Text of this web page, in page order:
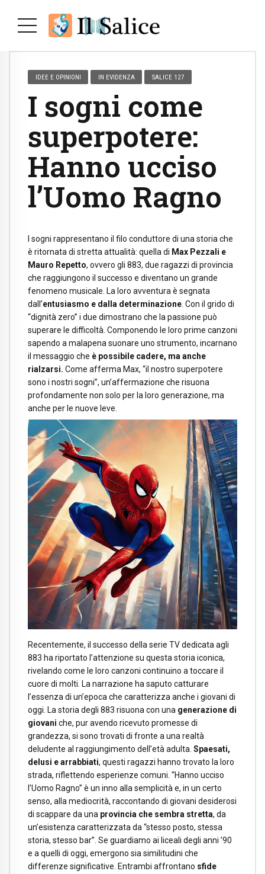
IDEE E OPINIONI IN EVIDENZA SALICE 127
I sogni come
superpotere:
Hanno ucciso
l’Uomo Ragno
I sogni rappresentano il filo conduttore di una storia che
è ritornata di stretta attualità: quella di Max Pezzali e
Mauro Repetto, ovvero gli 883, due ragazzi di provincia
che raggiungono il successo e diventano un grande
fenomeno musicale. La loro avventura è segnata
dall’entusiasmo e dalla determinazione . Con il grido di
“dignità zero” i due dimostrano che la passione può
superare le difficoltà. Componendo le loro prime canzoni
sapendo a malapena suonare uno strumento, incarnano
il messaggio che è possibile cadere, ma anche
rialzarsi. Come afferma Max, “il nostro superpotere
sono i nostri sogni”, un’affermazione che risuona
profondamente non solo per la loro generazione, ma
anche per le nuove leve.
Recentemente, il successo della serie TV dedicata agli
883 ha riportato l’attenzione su questa storia iconica,
rivelando come le loro canzoni continuino a toccare il
cuore di molti. La narrazione ha saputo catturare
l’essenza di un’epoca che caratterizza anche i giovani di
oggi. La storia degli 883 risuona con una generazione di
giovani che, pur avendo ricevuto promesse di
grandezza, si sono trovati di fronte a una realtà
deludente al raggiungimento dell’età adulta. Spaesati,
delusi e arrabbiati, questi ragazzi hanno trovato la loro
strada, riflettendo esperienze comuni. “Hanno ucciso
l’Uomo Ragno” è un inno alla semplicità e, in un certo
senso, alla mediocrità, raccontando di giovani desiderosi
di scappare da una provincia che sembra stretta, da
un’esistenza caratterizzata da “stesso posto, stessa
storia, stesso bar”. Se guardiamo ai liceali degli anni ’90
e a quelli di oggi, emergono sia similitudini che
differenze significative. Entrambi affrontano sfide